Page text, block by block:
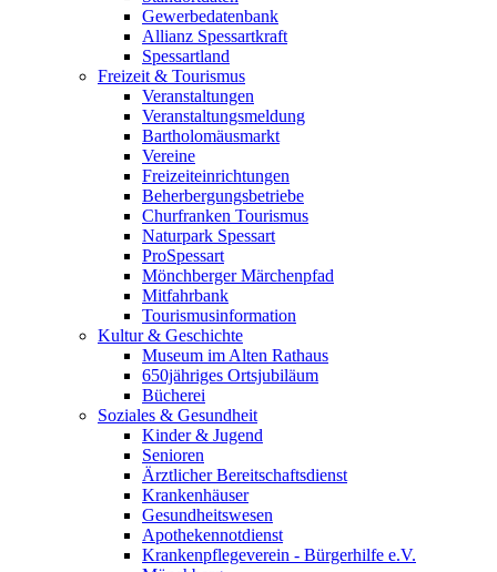
Gewerbedatenbank
Allianz Spessartkraft
Spessartland
Freizeit & Tourismus
Veranstaltungen
Veranstaltungsmeldung
Bartholomäusmarkt
Vereine
Freizeiteinrichtungen
Beherbergungsbetriebe
Churfranken Tourismus
Naturpark Spessart
ProSpessart
Mönchberger Märchenpfad
Mitfahrbank
Tourismusinformation
Kultur & Geschichte
Museum im Alten Rathaus
650jähriges Ortsjubiläum
Bücherei
Soziales & Gesundheit
Kinder & Jugend
Senioren
Ärztlicher Bereitschaftsdienst
Krankenhäuser
Gesundheitswesen
Apothekennotdienst
Krankenpflegeverein - Bürgerhilfe e.V.